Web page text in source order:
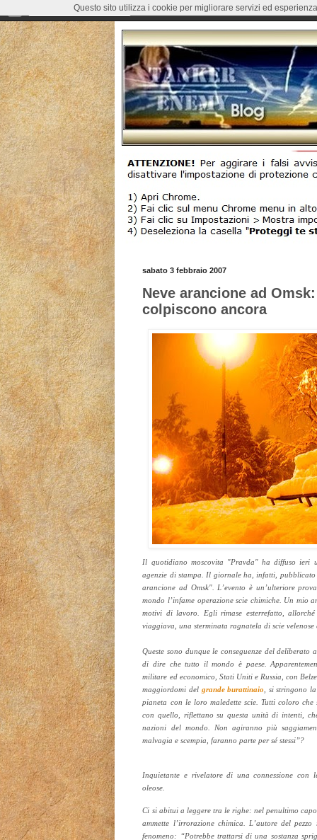
sabato 3 febbraio 2007
Neve arancione ad
colpiscono ancora
Il quotidiano moscovita "Pravda" ha diffuso ieri
agenzie di stampa. Il giornale ha, infatti,
arancione ad Omsk". L’evento è un’ulteriore
mondo l’infame operazione scie chimiche. Un mio
motivi di lavoro. Egli rimase esterrefatto,
viaggiava, una sterminata ragnatela di scie
Queste sono dunque le conseguenze del deliberato
di dire che tutto il mondo è paese.
militare ed economico, Stati Uniti e Russia, con
maggiordomi del grande burattinaio , si stringono
pianeta con le loro maledette scie. Tutti coloro
con quello, riflettano su questa unità di intenti,
nazioni del mondo. Non agiranno più
malvagia e scempia, faranno parte per sé stessi”?
Inquietante e rivelatore di una connessione con
oleose.
Ci si abitui a leggere tra le righe: nel penultimo
ammette l’irrorazione chimica. L’autore del
fenomeno: “Potrebbe trattarsi di una sostanza
Questo sito utilizza i cookie per migliorare servizi ed